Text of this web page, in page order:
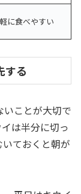
に食べやすい
する
ことが大切で
は半分に切っ
ておくと朝が